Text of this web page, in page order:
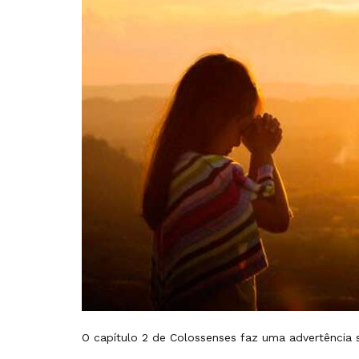
O capítulo 2 de Colossenses faz uma advertência